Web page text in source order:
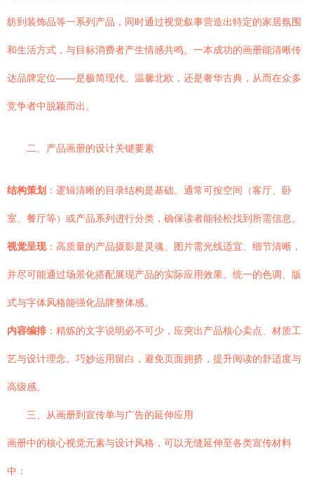
纺到装饰品等一系列产品，同时通过视觉叙事营造出特定的家居氛围
和生活方式，与目标消费者产生情感共鸣。一本成功的画册能清晰传
达品牌定位——是极简现代、温馨北欧，还是奢华古典，从而在众多
竞争者中脱颖而出。
二、产品画册的设计关键要素
结构策划 ：逻辑清晰的目录结构是基础。通常可按空间（客厅、卧
室、餐厅等）或产品系列进行分类，确保读者能轻松找到所需信息。
视觉呈现：高质量的产品摄影是灵魂。图片需光线适宜、细节清晰，
并尽可能通过场景化搭配展现产品的实际应用效果。统一的色调、版
式与字体风格能强化品牌整体感。
内容编排 ：精炼的文字说明必不可少，应突出产品核心卖点、材质工
艺与设计理念。巧妙运用留白，避免页面拥挤，提升阅读的舒适度与
高级感。
三、从画册到宣传单与广告的延伸应用
画册中的核心视觉元素与设计风格，可以无缝延伸至各类宣传材料
中：